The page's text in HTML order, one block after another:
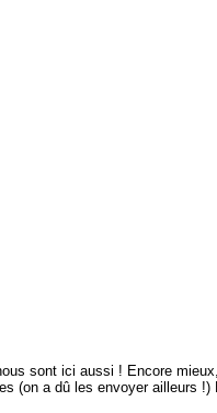
sont ici aussi ! Encore
(on a dû les envoyer ailleurs